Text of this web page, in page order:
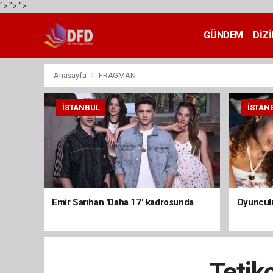
">"> ">
GÜNDEM
Anasayfa FRAGMAN
İSTANBUL
Emir Sarıhan 'Daha 17' kadrosunda